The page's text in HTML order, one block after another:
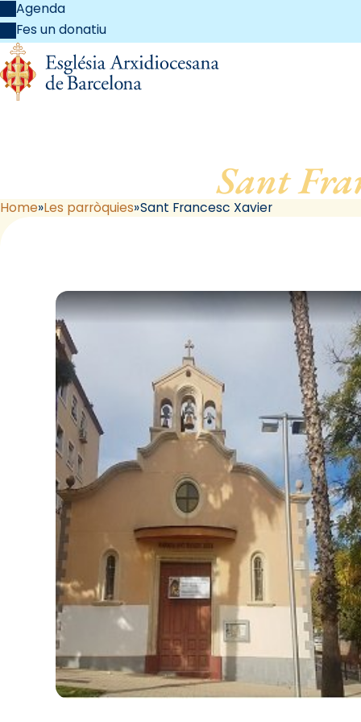
Agenda
Fes un donatiu
Sant
Home Les parròquies Sant Francesc Xavier